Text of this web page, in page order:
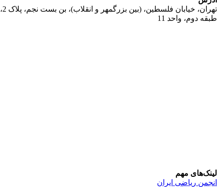
تهران، خیابان فلسطین، (بین بزرگمهر و انقلاب)، بن بست نجم، پلاک 2،
دوم، واحد 11
مهم
ریاضی ایران